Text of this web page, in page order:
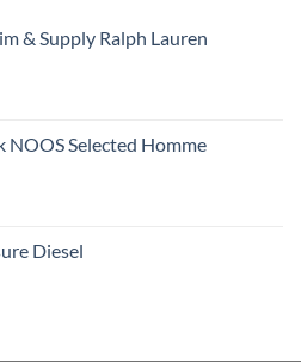
& Supply Ralph Lauren
NOOS Selected Homme
Diesel